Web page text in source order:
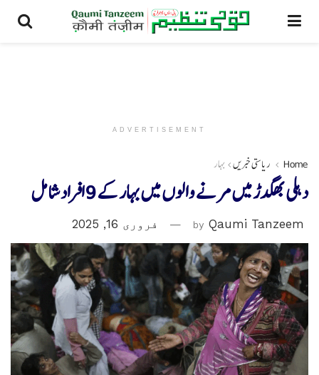
ADVERTISEMENT
Home ریاستی خبریں بہار
دہلی بھگدڑ میں مرنے والوں میں بہار کے 9افراد شامل
by Qaumi Tanzeem فروری 16, 2025